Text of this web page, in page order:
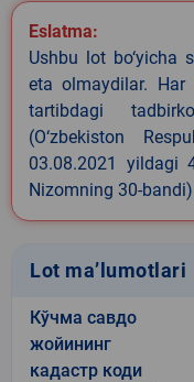
Eslatma:
Ushbu lot bo‘yicha
eta olmaydilar.
tartibdagi
(O‘zbekiston
03.08.2021 yildagi
Nizomning 30-bandi)
Lot ma’lumotlari
Кўчма савдо
жойининг
кадастр коди